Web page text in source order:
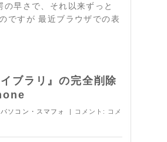
早さで、それ以来ずっと
ですが 最近ブラウザでの表
ブラリ』の完全削除
パソコン・スマフォ | コメント:
コメ